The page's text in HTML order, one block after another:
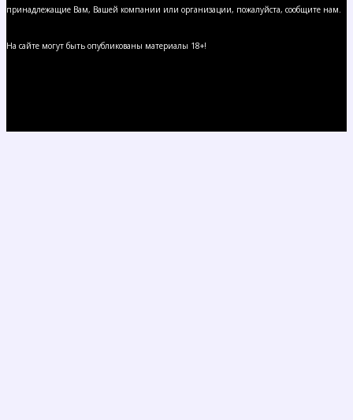
принадлежащие Вам, Вашей компании или организации, пожалуйста, сообщите нам.
На сайте могут быть опубликованы материалы 18+!